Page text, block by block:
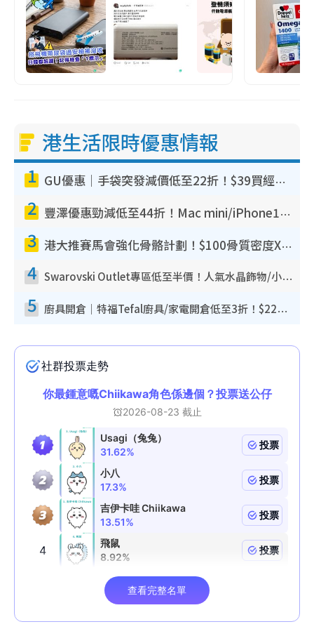
港生活限時優惠情報
1 GU優惠｜手袋突發減價低至22折！$39買經典波士頓包/餃子袋！飾物同步減價$29起！
2 豐澤優惠勁減低至44折！Mac mini/iPhone17Pro大減價！廚房家電$220起
3 港大推賽馬會強化骨骼計劃！$100骨質密度X光檢查 完成免費運動訓練送超市禮券！附參加資格
4 Swarovski Outlet專區低至半價！人氣水晶飾物/小擺設$138起！迪士尼款/水晶高跟鞋都有平
5 廚具開倉｜特福Tefal廚具/家電開倉低至3折！$220起買平底鍋/炒鑊/湯煲！電飯煲/吸塵機/燙斗$418起